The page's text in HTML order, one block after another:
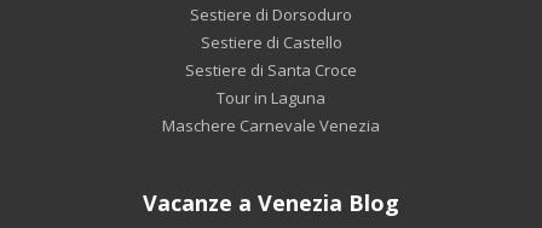
Sestiere di Dorsoduro
Sestiere di Castello
Sestiere di Santa Croce
Tour in Laguna
Maschere Carnevale Venezia
Vacanze a Venezia Blog